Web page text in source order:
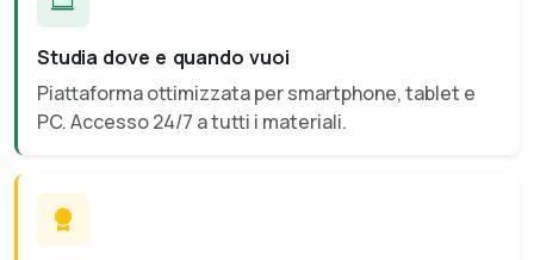
Studia dove e quando vuoi
Piattaforma ottimizzata per smartphone, tablet e
PC. Accesso 24/7 a tutti i materiali.